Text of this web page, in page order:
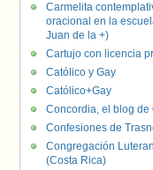
Carmelita
oracional en la
Juan de la +)
Cartujo con licencia
Católico y Gay
Católico+Gay
Concordia, el blog de
Confesiones de
Congregación
(Costa Rica)